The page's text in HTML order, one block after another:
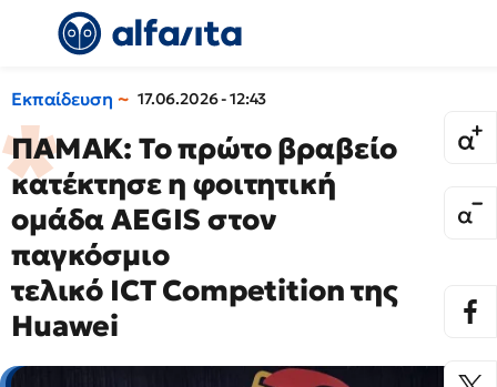
Εκπαίδευση 17.06.2026 - 12:43
ΠΑΜΑΚ: Το πρώτο βραβείο
κατέκτησε η φοιτητική
ομάδα AEGIS στον
παγκόσμιο
τελικό ICT Competition της
Huawei